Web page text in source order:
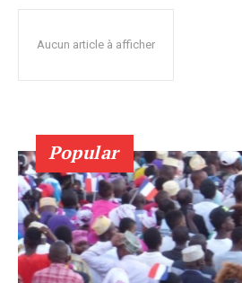
Aucun article à afficher
Popular